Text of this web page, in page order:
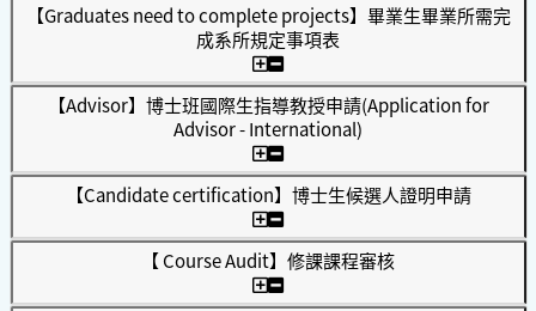
【Graduates need to complete projects】畢業生畢業所需完
成系所規定事項表
【Advisor】博士班國際生指導教授申請(Application for
Advisor - International)
【Candidate certification】博士生候選人證明申請
【 Course Audit】修課課程審核